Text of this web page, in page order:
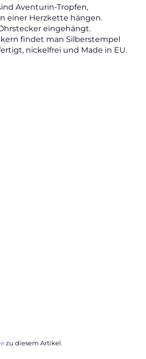
Aventurin-Tropfen,
einer Herzkette hängen.
eingehängt.
findet man Silberstempel
nickelfrei und Made in EU.
zu diesem Artikel.